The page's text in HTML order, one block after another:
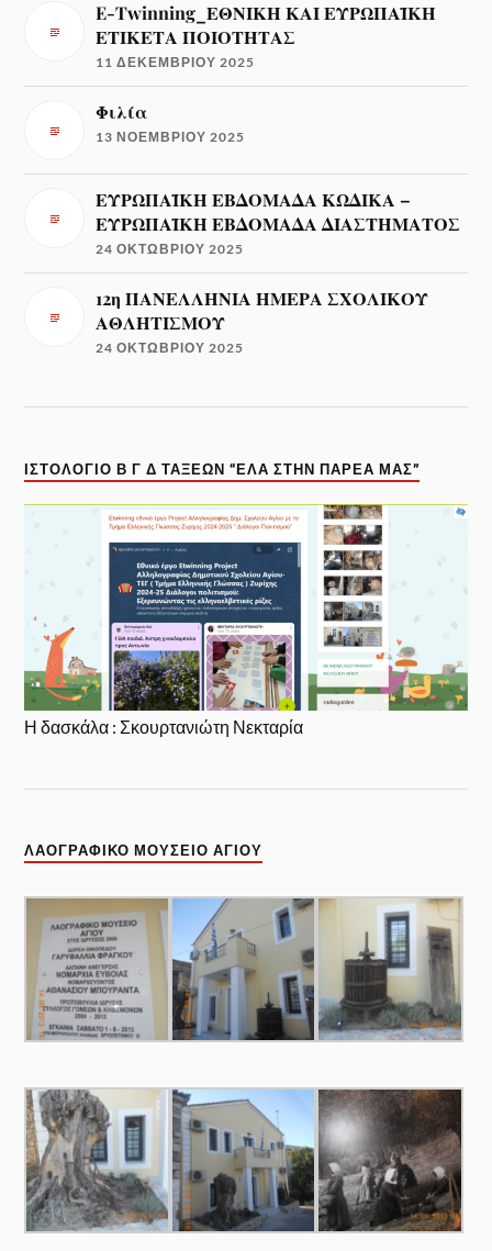
E-Twinning_ΕΘΝΙΚΗ ΚΑΙ ΕΥΡΩΠΑΪΚΗ
ΕΤΙΚΕΤΑ ΠΟΙΟΤΗΤΑΣ
11 ΔΕΚΕΜΒΡΊΟΥ 2025
Φιλία
13 ΝΟΕΜΒΡΊΟΥ 2025
ΕΥΡΩΠΑΪΚΗ ΕΒΔΟΜΑΔΑ ΚΩΔΙΚΑ –
ΕΥΡΩΠΑΪΚΗ ΕΒΔΟΜΑΔΑ ΔΙΑΣΤΗΜΑΤΟΣ
24 ΟΚΤΩΒΡΊΟΥ 2025
12η ΠΑΝΕΛΛΗΝΙΑ ΗΜΕΡΑ ΣΧΟΛΙΚΟΥ
ΑΘΛΗΤΙΣΜΟΥ
24 ΟΚΤΩΒΡΊΟΥ 2025
ΙΣΤΟΛΌΓΙΟ Β Γ Δ ΤΆΞΕΩΝ “ΈΛΑ ΣΤΗΝ ΠΑΡΈΑ ΜΑΣ”
Η δασκάλα : Σκουρτανιώτη Νεκταρία
ΛΑΟΓΡΑΦΙΚΌ ΜΟΥΣΕΊΟ ΑΓΊΟΥ